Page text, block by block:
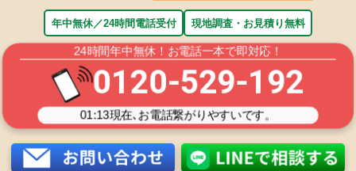
年中無休／24時間電話受付 現地調査・お見積り無料
24時間年中無休！お電話一本で即対応！
0120-529-192
01:13現在､お電話繋がりやすいです。